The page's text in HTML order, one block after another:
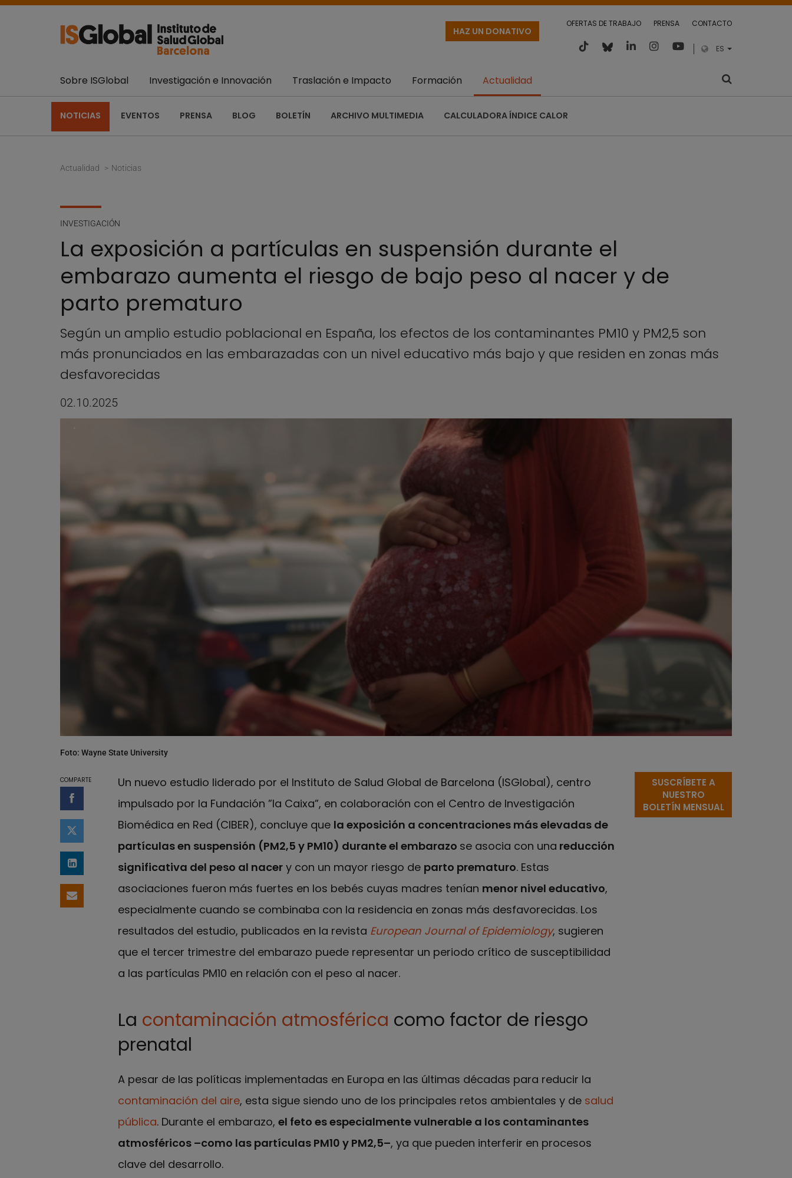
OFERTAS DE TRABAJO PRENSA CONTACTO
ES
HAZ UN DONATIVO
Sobre ISGlobal Investigación e Innovación Traslación e Impacto Formación Actualidad
NOTICIAS EVENTOS PRENSA BLOG BOLETÍN ARCHIVO MULTIMEDIA CALCULADORA ÍNDICE CALOR
Actualidad Noticias
INVESTIGACIÓN
La exposición a partículas en suspensión durante el
embarazo aumenta el riesgo de bajo peso al nacer y de
parto prematuro
Según un amplio estudio poblacional en España, los efectos de los contaminantes PM10 y PM2,5 son
más pronunciados en las embarazadas con un nivel educativo más bajo y que residen en zonas más
desfavorecidas
02.10.2025
Foto: Wayne State University
COMPARTE
Compartir en Facebook
Compartir en Twitter
Compartir en LinkedIn
Compartir por email
Un nuevo estudio liderado por el Instituto de Salud Global de Barcelona (ISGlobal), centro
impulsado por la Fundación ”la Caixa”, en colaboración con el Centro de Investigación
Biomédica en Red (CIBER), concluye que la exposición a concentraciones más elevadas de
partículas en suspensión (PM2,5 y PM10) durante el embarazo se asocia con una reducción
significativa del peso al nacery con un mayor riesgo de parto prematuro. Estas
asociaciones fueron más fuertes en los bebés cuyas madres tenían menor nivel educativo,
especialmente cuando se combinaba con la residencia en zonas más desfavorecidas. Los
resultados del estudio, publicados en la revista European Journal of Epidemiology, sugieren
que el tercer trimestre del embarazo puede representar un periodo crítico de susceptibilidad
a las partículas PM10 en relación con el peso al nacer.
La contaminación atmosférica como factor de riesgo
prenatal
A pesar de las políticas implementadas en Europa en las últimas décadas para reducir la
contaminación del aire, esta sigue siendo uno de los principales retos ambientales y de salud
pública. Durante el embarazo, el feto es especialmente vulnerable a los contaminantes
atmosféricos –como las partículas PM10 y PM2,5–, ya que pueden interferir en procesos
clave del desarrollo.
SUSCRÍBETE A
NUESTRO
BOLETÍN MENSUAL